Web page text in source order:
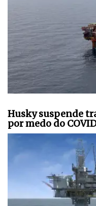
Husky suspende
por medo do